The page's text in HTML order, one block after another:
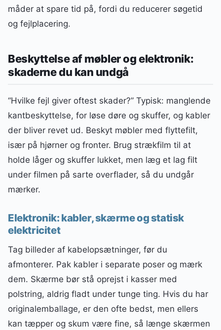
måder at spare tid på, fordi du reducerer søgetid
og fejlplacering.
Beskyttelse af møbler og elektronik:
skaderne du kan undgå
“Hvilke fejl giver oftest skader?” Typisk: manglende
kantbeskyttelse, for løse døre og skuffer, og kabler
der bliver revet ud. Beskyt møbler med flyttefilt,
især på hjørner og fronter. Brug strækfilm til at
holde låger og skuffer lukket, men læg et lag filt
under filmen på sarte overflader, så du undgår
mærker.
Elektronik: kabler, skærme og statisk
elektricitet
Tag billeder af kabelopsætninger, før du
afmonterer. Pak kabler i separate poser og mærk
dem. Skærme bør stå oprejst i kasser med
polstring, aldrig fladt under tunge ting. Hvis du har
originalemballage, er den ofte bedst, men ellers
kan tæpper og skum være fine, så længe skærmen